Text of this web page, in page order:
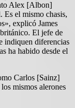
Alex [Albon]
el mismo chasis,
explicó James
El jefe de
indiquen diferencias
ha habido desde el
Carlos [Sainz]
mismos alerones